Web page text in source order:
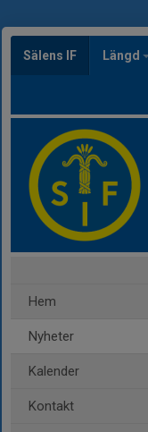
Sälens IF Längd
Hem
Nyheter
Kalender
Kontakt